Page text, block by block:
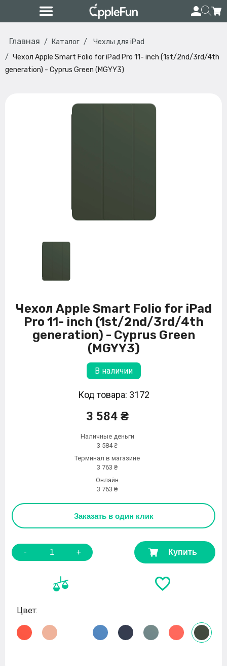
Главная Каталог
Чехлы для iPad
Чехол Apple Smart Folio for iPad Pro 11- inch (1st/2nd/3rd/4th
generation) - Cyprus Green (MGYY3)
Чехол Apple Smart Folio for iPad
Pro 11- inch (1st/2nd/3rd/4th
generation) - Cyprus Green
(MGYY3)
В наличии
Код товара: 3172
3 584 ₴
Наличные деньги
3 584 ₴
Терминал в магазине
3 763 ₴
Онлайн
3 763 ₴
Заказать в один клик
- + Купить
Цвет: